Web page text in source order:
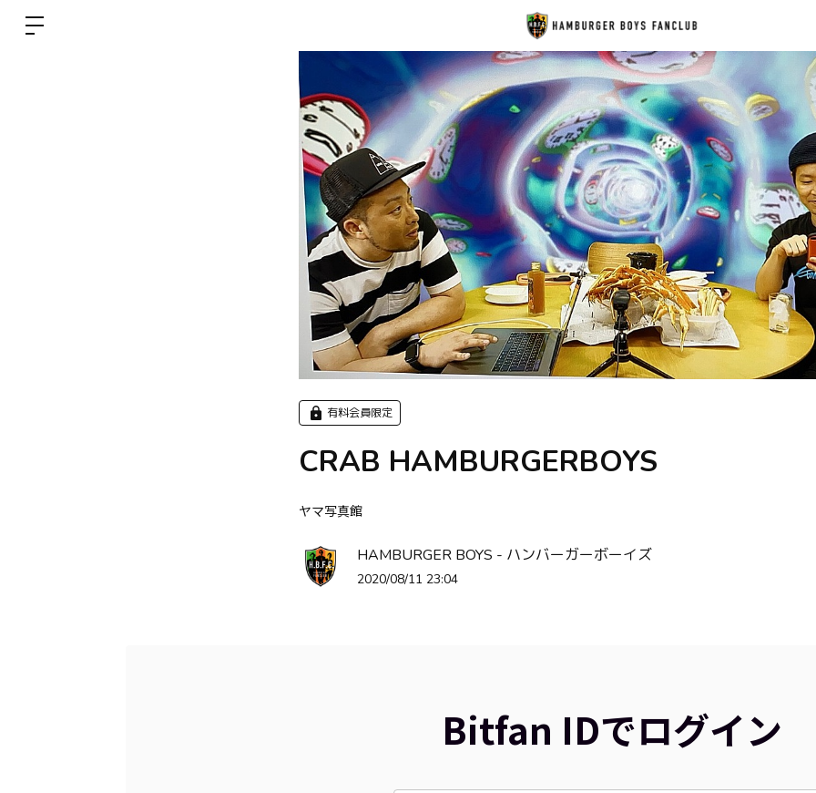
有料会員限定
CRAB HAMBURGERBOYS
ヤマ写真館
HAMBURGER BOYS - ハンバーガーボーイズ
2020/08/11 23:04
Bitfan IDでログイン